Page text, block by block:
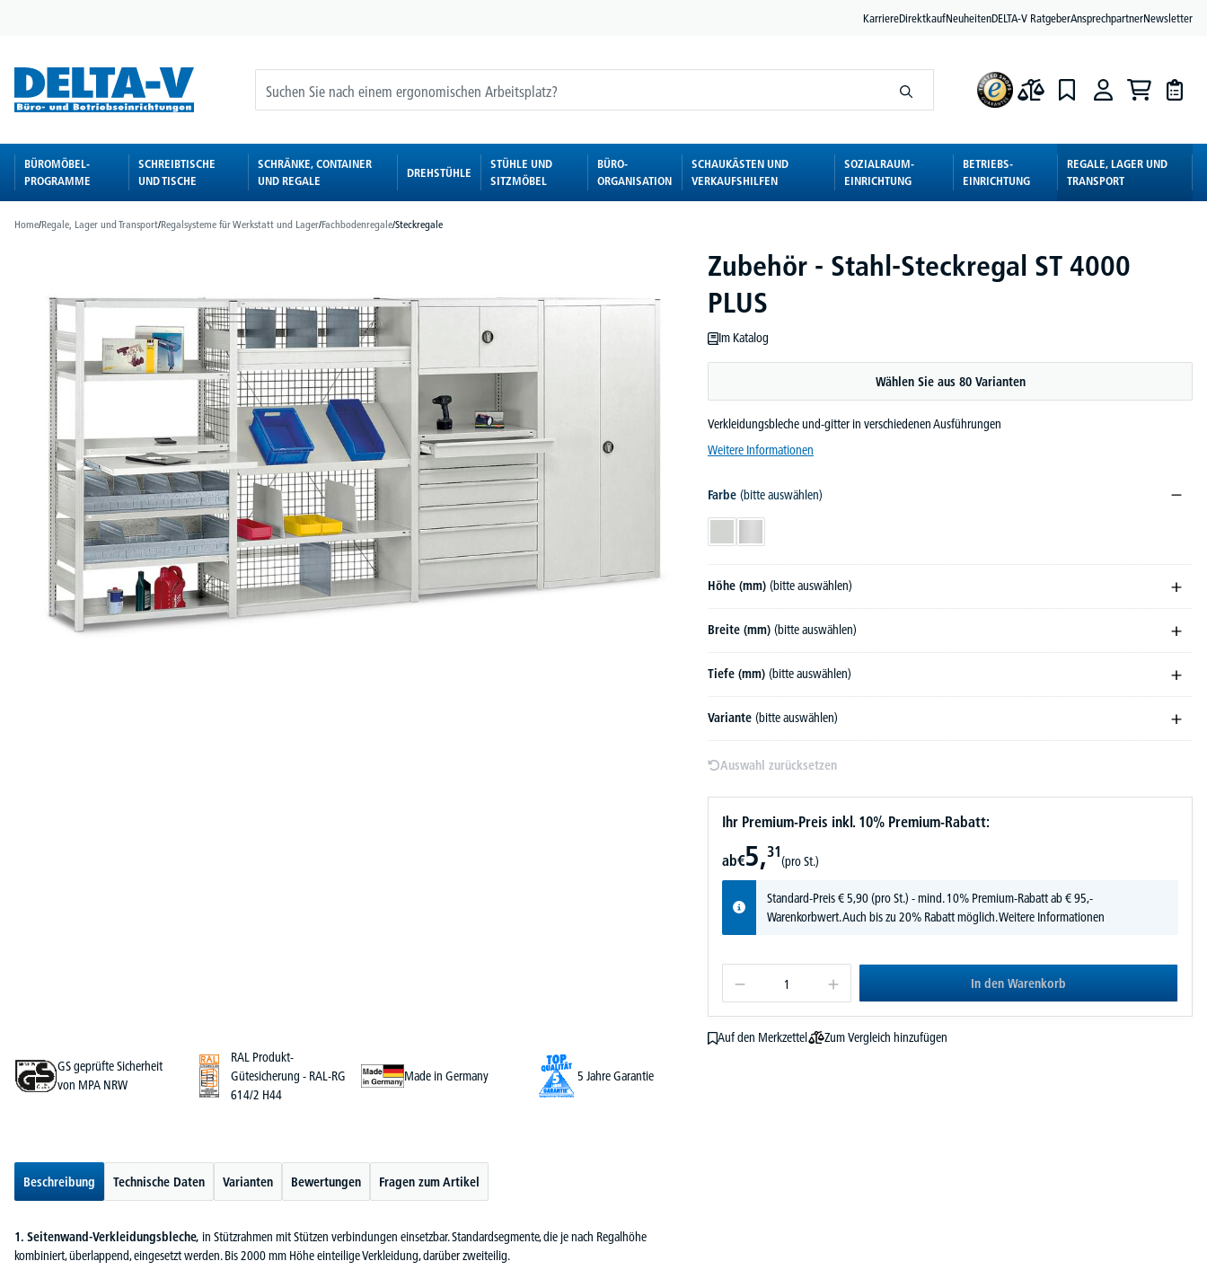
KarriereDirektkaufNeuheitenDELTA-V RatgeberAnsprechpartnerNewsletter
BÜROMÖBEL-
PROGRAMME
SCHREIBTISCHE
UND TISCHE
SCHRÄNKE, CONTAINER
UND REGALE
DREHSTÜHLE
STÜHLE UND
SITZMÖBEL
BÜRO-
ORGANISATION
SCHAUKÄSTEN UND
VERKAUFSHILFEN
SOZIALRAUM-
EINRICHTUNG
BETRIEBS-
EINRICHTUNG
REGALE, LAGER UND
TRANSPORT
Home/Regale, Lager und Transport/Regalsysteme für Werkstatt und Lager/Fachbodenregale/Steckregale
Zubehör - Stahl-Steckregal ST 4000
PLUS
Im Katalog
Wählen Sie aus 80 Varianten
Verkleidungsbleche und-gitter in verschiedenen Ausführungen
Weitere Informationen
Farbe (bitte auswählen)
Höhe (mm) (bitte auswählen)
Breite (mm) (bitte auswählen)
Tiefe (mm) (bitte auswählen)
Variante (bitte auswählen)
Auswahl zurücksetzen
Ihr Premium-Preis inkl. 10% Premium-Rabatt:
ab€5,31
(pro St.)
Standard-Preis€ 5,90(pro St.) - mind. 10% Premium-Rabatt ab € 95,-
Warenkorbwert. Auch bis zu 20% Rabatt möglich.Weitere Informationen
In den Warenkorb
Auf den Merkzettel
Zum Vergleich hinzufügen
GS geprüfte Sicherheit
von MPA NRW
RAL Produkt-
Gütesicherung - RAL-RG
614/2 H44
Made in Germany 5 Jahre Garantie
Beschreibung Technische Daten Varianten Bewertungen Fragen zum Artikel
1. Seitenwand-Verkleidungsbleche, in Stützrahmen mit Stützen verbindungen einsetzbar. Standardsegmente, die je nach Regalhöhe
kombiniert, überlappend, eingesetzt werden. Bis 2000 mm Höhe einteilige Verkleidung, darüber zweiteilig.